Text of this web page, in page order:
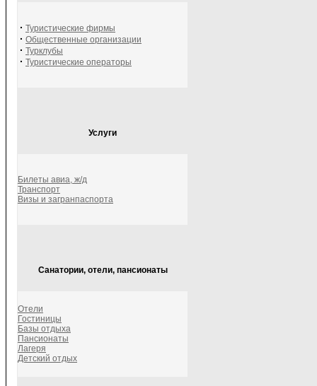
· Туристические фирмы
· Общественные организации
· Турклубы
· Туристические операторы
Услуги
Билеты авиа, ж/д
Транспорт
Визы и загранпаспорта
Санатории, отели, пансионаты
Отели
Гостиницы
Базы отдыха
Пансионаты
Лагеря
Детский отдых